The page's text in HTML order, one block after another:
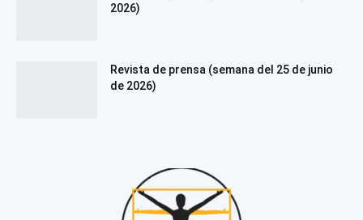
2026)
Revista de prensa (semana del 25 de junio
de 2026)